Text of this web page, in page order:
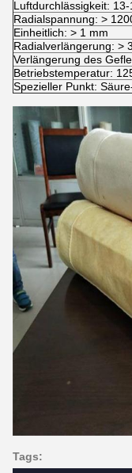
Luftdurchlässigkeit: 13-
Radialspannung: >
Einheitlich: > 1 mm
Radialverlängerung: >
Verlängerung des
Betriebstemperatur:
Spezieller Punkt:
Tags: